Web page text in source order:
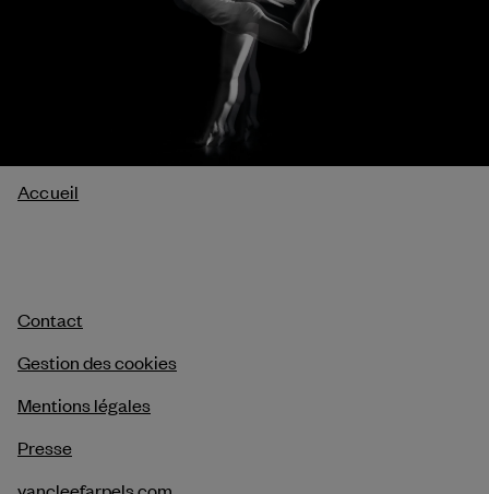
Fil
Accueil
Contact
Gestion des cookies
Mentions légales
Presse